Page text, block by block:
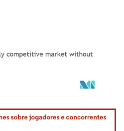
requer atribuição conforme CC BY 4.0.